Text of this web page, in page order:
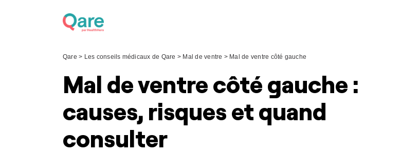
Qare > Les conseils médicaux de Qare > Mal de ventre > Mal de ventre côté gauche
Mal de ventre côté gauche :
causes, risques et quand
consulter